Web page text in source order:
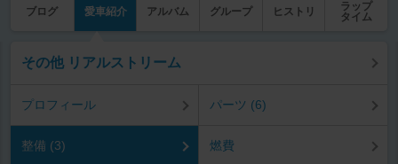
ブログ 愛車紹介 アルバム グループ ヒストリ
ラップ
タイム
その他 リアルストリーム
プロフィール パーツ (6)
整備 (3) 燃費